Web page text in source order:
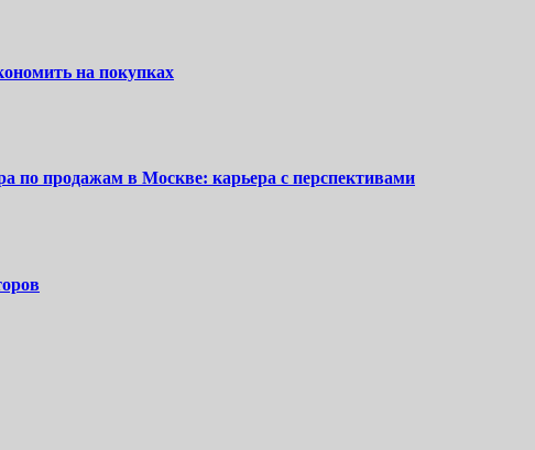
на покупках
по продажам в Москве: карьера с перспективами